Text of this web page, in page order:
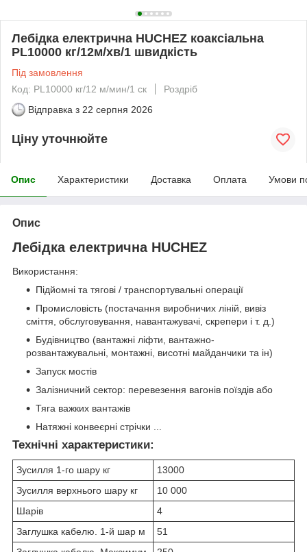
Лебідка електрична HUCHEZ коаксіальна
PL10000 кг/12м/хв/1 швидкість
Під замовлення
Код: PL10000 кг/12 м/мин/1 ск
Роздріб
Відправка з 22 серпня 2026
Ціну уточнюйте
Опис Характеристики Доставка Оплата Умови
Опис
Лебідка електрична HUCHEZ
Використання:
Підйомні та тягові / транспортувальні операції
Промисловість (постачання виробничих ліній, вивіз
сміття, обслуговування, навантажувачі, скрепери і т. д.)
Будівництво (вантажні ліфти, вантажно-
розвантажувальні, монтажні, висотні майданчики та ін)
Запуск мостів
Залізничний сектор: перевезення вагонів поїздів або
Тяга важких вантажів
Натяжні конвеєрні стрічки ...
Технічні характеристики:
Зусилля 1-го шару кг
13000
Зусилля верхнього шару кг
10 000
Шарів
4
Заглушка кабелю. 1-й шар м
51